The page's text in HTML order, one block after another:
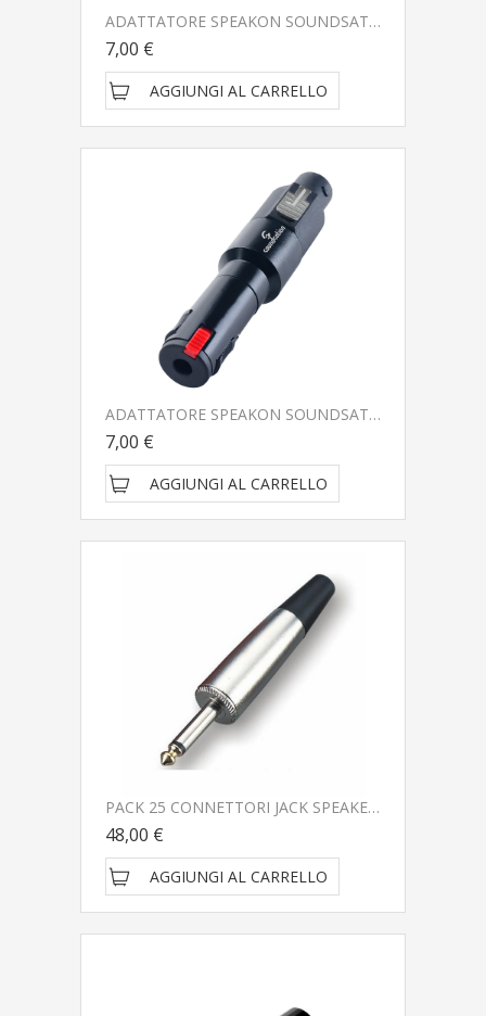
ADATTATORE SPEAKON SOUNDSATION WIRE MASTER WM-S4PMJF
7,00 €
AGGIUNGI AL CARRELLO
ADATTATORE SPEAKON SOUNDSATION WIRE MASTER WM-S4PFJF
7,00 €
AGGIUNGI AL CARRELLO
PACK 25 CONNETTORI JACK SPEAKER SOUNDSATION GO-LINK GL-SJSPEAKER
48,00 €
AGGIUNGI AL CARRELLO